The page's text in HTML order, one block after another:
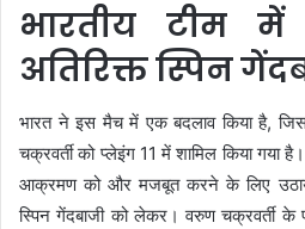
भारतीय टीम
अतिरिक्त स्पिन
भारत ने इस मैच में एक बदलाव किया है,
चक्रवर्ती को प्लेइंग 11 में शामिल किया गया
आक्रमण को और मजबूत करने के लिए
स्पिन गेंदबाजी को लेकर। वरुण चक्रवर्ती